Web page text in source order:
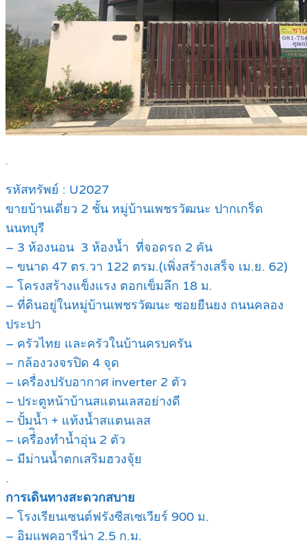
.
รหัสทรัพย์ : U2027
ขายบ้านเดี่ยว 2 ชั้น หมู่บ้านเพชรวัฒนะ ปากเกร็ด
นนทบุรี
– 3 ห้องนอน 3 ห้องน้ำ ที่จอดรถ 2 คัน
– ขนาด 47 ตร.วา 122 ตรม.(เพิ่งสร้างเสร็จ เม.ย. 62)
– โครงสร้างแข็งแรง ตอกเข็มลึก 18 ม.
– ที่ดินอยู่ในหมู่บ้านเพชรวัฒนะ ซอยยืนยง ถนนคลอง
ประปา
– ครัวไทย และครัวในบ้านครบครัน
– กล้องวงจรปิด 4 จุด
– เครื่องปรับอากาศ inverter 2 ตัว
– ประตูหน้าบ้านสแตนเลสอย่างดี
– ปั้มน้ำ + แท้งน้ำสแตนเลส
– เครื่ิองทำน้ำอุ่น 2 ตัว
– มีม่านน้ำตกเสริมฮวงจุ้ย
.
การเดินทางสะดวกสบาย
– โรงเรียนเซนต์ฟรังซีสเซเวียร์ 900 ม.
– อิมแพคอารีน่า 2.5 ก.ม.